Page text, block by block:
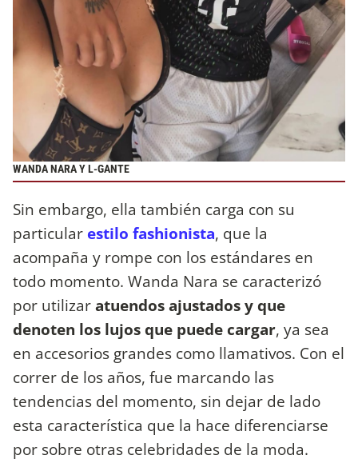
WANDA NARA Y L-GANTE
Sin embargo, ella también carga con su
particular estilo fashionista, que la
acompaña y rompe con los estándares en
todo momento. Wanda Nara se caracterizó
por utilizaratuendos ajustados y que
denoten los lujos que puede cargar, ya sea
en accesorios grandes como llamativos. Con el
correr de los años, fue marcando las
tendencias del momento, sin dejar de lado
esta característica que la hace diferenciarse
por sobre otras celebridades de la moda.